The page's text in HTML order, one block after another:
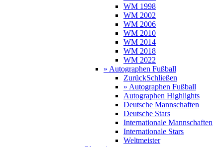
WM 1998
WM 2002
WM 2006
WM 2010
WM 2014
WM 2018
WM 2022
» Autographen Fußball
ZurückSchließen
» Autographen Fußball
Autographen Highlights
Deutsche Mannschaften
Deutsche Stars
Internationale Mannschaften
Internationale Stars
Weltmeister